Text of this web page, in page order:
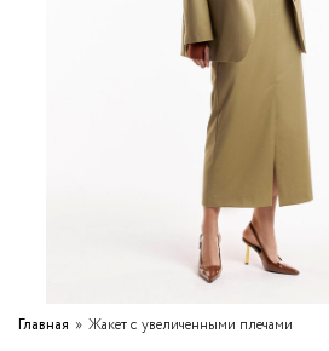
Главная Жакет с увеличенными плечами